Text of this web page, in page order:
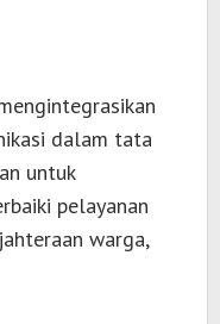
dalam tata
untuk
pelayanan
warga,